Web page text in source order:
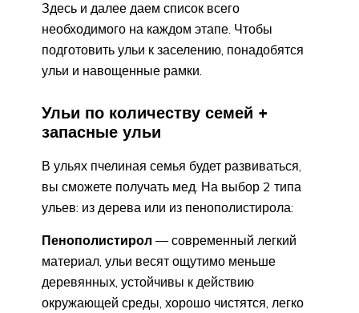
Здесь и далее даем список всего
необходимого на каждом этапе. Чтобы
подготовить ульи к заселению, понадобятся
ульи и навощенные рамки.
Ульи по количеству семей +
запасные ульи
В ульях пчелиная семья будет развиваться,
вы сможете получать мед. На выбор 2 типа
ульев: из дерева или из пенополистирола:
Пенополистирол — современный легкий
материал, ульи весят ощутимо меньше
деревянных, устойчивы к действию
окружающей среды, хорошо чистятся, легко